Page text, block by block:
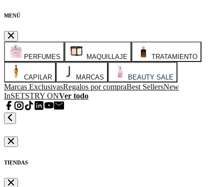
MENÚ
PERFUMES MAQUILLAJE TRATAMIENTO
CAPILAR MARCAS BEAUTY SALE
Marcas ExclusivasRegalos por compraBest SellersNew
InSETSTRY ONVer todo
TIENDAS